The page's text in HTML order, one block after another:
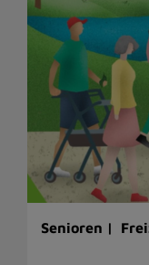
Senioren |